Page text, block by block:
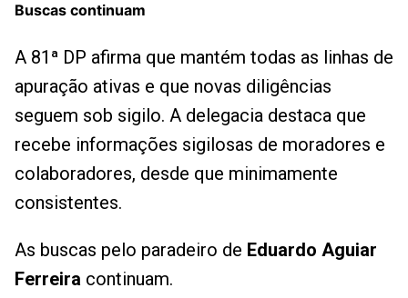
Buscas continuam
A 81ª DP afirma que mantém todas as linhas de
apuração ativas e que novas diligências
seguem sob sigilo. A delegacia destaca que
recebe informações sigilosas de moradores e
colaboradores, desde que minimamente
consistentes.
As buscas pelo paradeiro de Eduardo Aguiar
Ferreira continuam.